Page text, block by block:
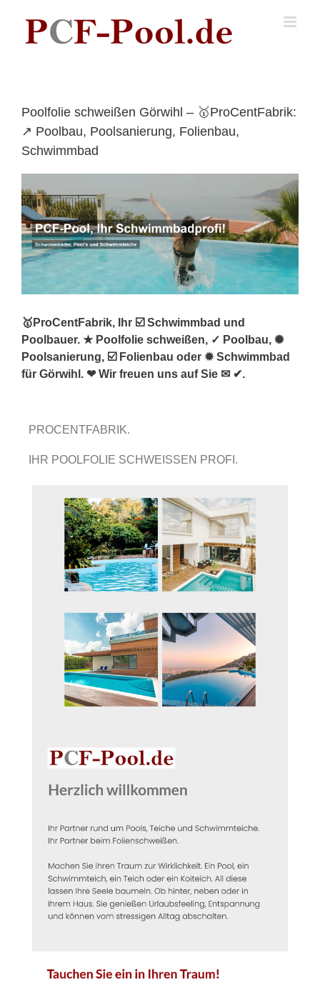
content
Poolfolie schweißen Görwihl – 🥇ProCentFabrik:
↗️ Poolbau, Poolsanierung, Folienbau,
Schwimmbad
🥇ProCentFabrik, Ihr ☑️ Schwimmbad und
Poolbauer. ★ Poolfolie schweißen, ✓ Poolbau, ✺
Poolsanierung, ☑️ Folienbau oder ✹ Schwimmbad
für Görwihl. ❤ Wir freuen uns auf Sie ✉ ✔.
PROCENTFABRIK.
IHR POOLFOLIE SCHWEISSEN PROFI.